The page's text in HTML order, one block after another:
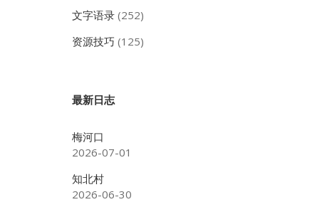
文字语录(252)
资源技巧 (125)
最新日志
梅河口
2026-07-01
知北村
2026-06-30